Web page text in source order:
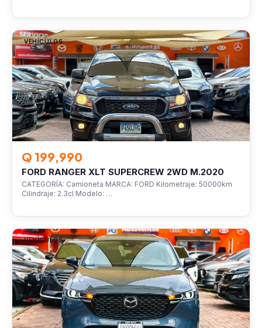
VEHÍCULOS
Q 199,990
FORD RANGER XLT SUPERCREW 2WD M.2020
CATEGORÍA: Camioneta MARCA: FORD Kilometraje: 50000km
Cilindraje: 2.3cl Modelo: …
VEHÍCULOS